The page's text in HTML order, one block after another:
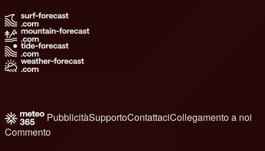
PubblicitàSupportoContattaciCollegamento a noi
Commento